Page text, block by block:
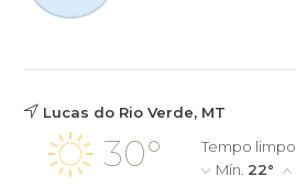
Lucas do Rio Verde, MT
30°
Tempo limpo
Mín. 22°